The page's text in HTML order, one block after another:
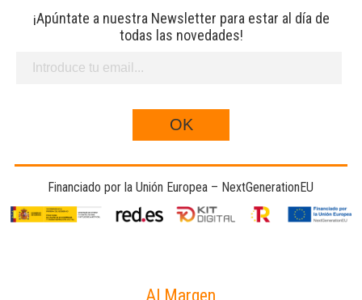
¡Apúntate a nuestra Newsletter para estar al día de
todas las novedades!
Financiado por la Unión Europea – NextGenerationEU
Al Margen